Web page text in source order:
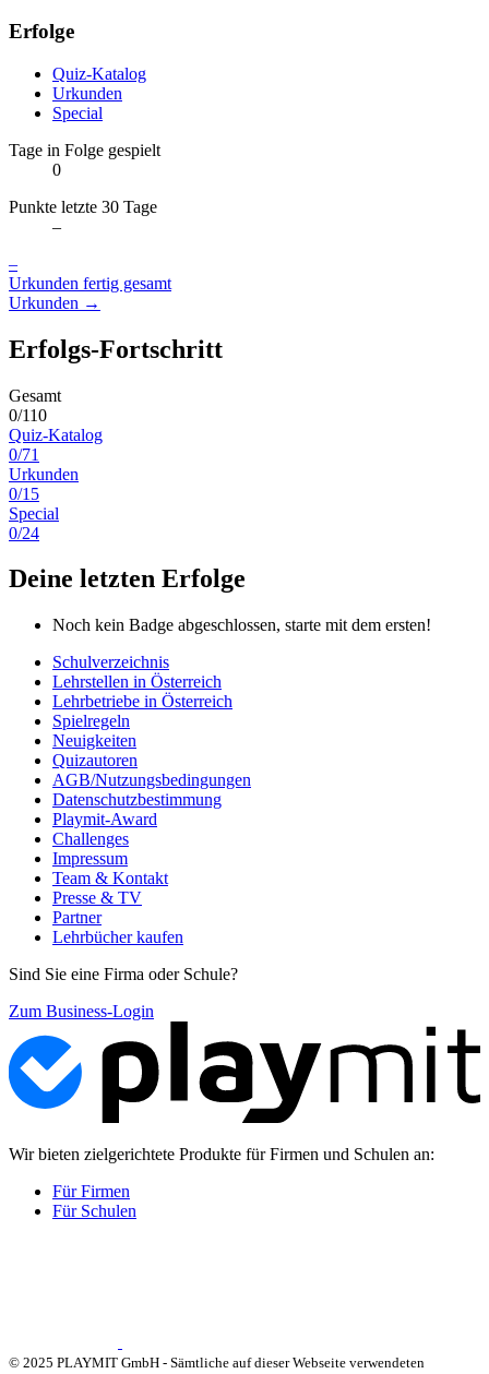
Erfolge
Quiz-Katalog
Urkunden
Special
Tage in Folge gespielt
0
Punkte letzte 30 Tage
–
–
Urkunden fertig gesamt
Urkunden →
Erfolgs-Fortschritt
Gesamt
0/110
Quiz-Katalog
0/71
Urkunden
0/15
Special
0/24
Deine letzten Erfolge
Noch kein Badge abgeschlossen, starte mit dem ersten!
Schulverzeichnis
Lehrstellen in Österreich
Lehrbetriebe in Österreich
Spielregeln
Neuigkeiten
Quizautoren
AGB/Nutzungsbedingungen
Datenschutzbestimmung
Playmit-Award
Challenges
Impressum
Team & Kontakt
Presse & TV
Partner
Lehrbücher kaufen
Sind Sie eine Firma oder Schule?
Zum Business-Login
Wir bieten zielgerichtete Produkte für Firmen und Schulen an:
Für Firmen
Für Schulen
© 2025 PLAYMIT GmbH - Sämtliche auf dieser Webseite verwendeten